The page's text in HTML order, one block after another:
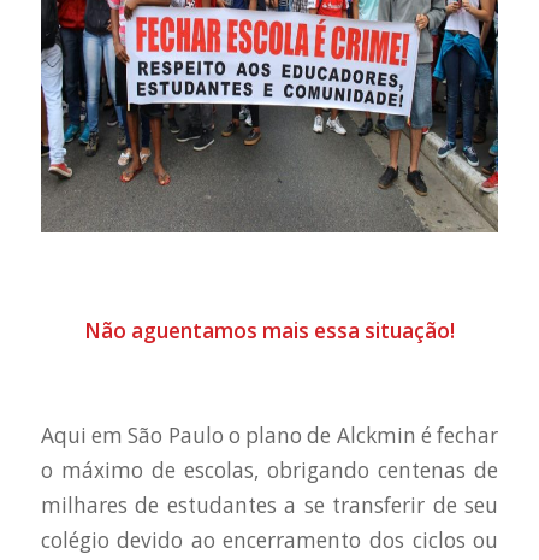
Não aguentamos mais essa situação!
Aqui em São Paulo o plano de Alckmin é fechar
o máximo de escolas, obrigando centenas de
milhares de estudantes a se transferir de seu
colégio devido ao encerramento dos ciclos ou